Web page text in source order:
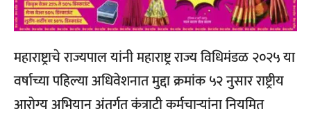
महाराष्ट्राचे राज्यपाल यांनी महाराष्ट्र राज्य विधिमंडळ २०२५ या
वर्षाच्या पहिल्या अधिवेशनात मुद्दा क्रमांक ५२ नुसार राष्ट्रीय
आरोग्य अभियान अंतर्गत कंत्राटी कर्मचाऱ्यांना नियमित